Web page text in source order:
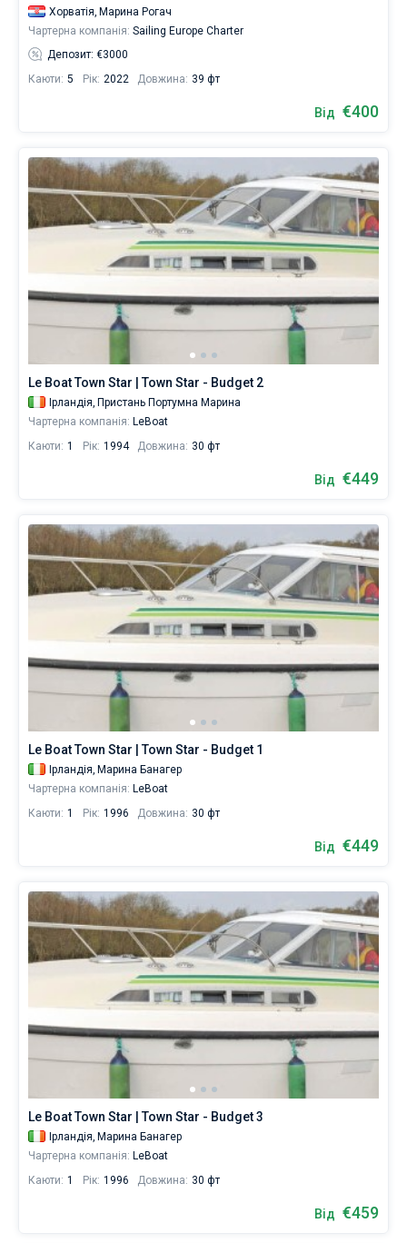
Хорватія, Марина Рогач
Чартерна компанія: Sailing Europe Charter
Депозит: €3000
Каюти: 5 Рік: 2022 Довжина: 39 фт
Від €400
Le Boat Town Star | Town Star - Budget 2
Ірландія, Пристань Портумна Марина
Чартерна компанія: LeBoat
Каюти: 1 Рік: 1994 Довжина: 30 фт
Від €449
Le Boat Town Star | Town Star - Budget 1
Ірландія, Марина Банагер
Чартерна компанія: LeBoat
Каюти: 1 Рік: 1996 Довжина: 30 фт
Від €449
Le Boat Town Star | Town Star - Budget 3
Ірландія, Марина Банагер
Чартерна компанія: LeBoat
Каюти: 1 Рік: 1996 Довжина: 30 фт
Від €459